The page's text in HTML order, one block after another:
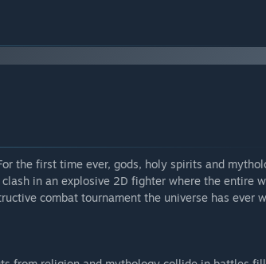
the first time ever, gods, holy spirits and
in an explosive 2D fighter where the entire
combat tournament the universe has ever